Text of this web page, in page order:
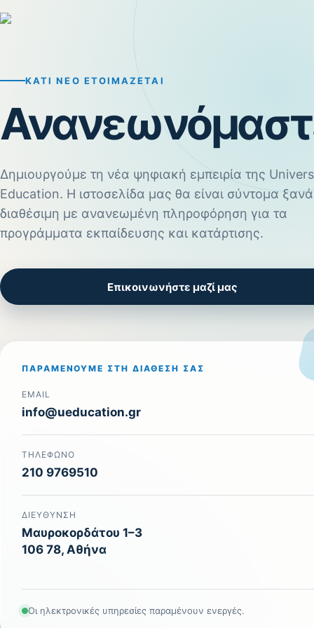
ΚΆΤΙ ΝΈΟ ΕΤΟΙΜΆΖΕΤΑΙ
Δημιουργούμε τη νέα ψηφιακή εμπειρία της
Education. Η ιστοσελίδα μας θα είναι σύντομα ξανά
διαθέσιμη με ανανεωμένη πληροφόρηση για τα
προγράμματα εκπαίδευσης και κατάρτισης.
Επικοινωνήστε μαζί μας
ΠΑΡΑΜΈΝΟΥΜΕ ΣΤΗ ΔΙΆΘΕΣΉ ΣΑΣ
EMAIL
info@ueducation.gr
ΤΗΛΈΦΩΝΟ
210 9769510
ΔΙΕΎΘΥΝΣΗ
Μαυροκορδάτου 1–3
106 78, Αθήνα
Οι ηλεκτρονικές υπηρεσίες παραμένουν ενεργές.